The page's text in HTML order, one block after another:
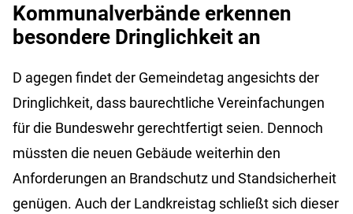
Kommunalverbände erkennen
besondere Dringlichkeit an
D agegen findet der Gemeindetag angesichts der
Dringlichkeit, dass baurechtliche Vereinfachungen
für die Bundeswehr gerechtfertigt seien. Dennoch
müssten die neuen Gebäude weiterhin den
Anforderungen an Brandschutz und Standsicherheit
genügen. Auch der Landkreistag schließt sich dieser